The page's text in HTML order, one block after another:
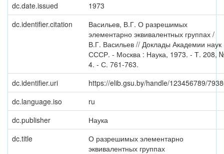
dc.date.issued
1973
dc.identifier.citation
Васильев, В.Г. О разрешимых
элементарно эквивалентных группах /
В.Г. Васильев // Доклады Академии наук
СССР. - Москва : Наука, 1973. - Т. 208,
4. - С. 761-763.
dc.identifier.uri
https://elib.gsu.by/handle/123456789/
dc.language.iso
ru
dc.publisher
Наука
dc.title
О разрешимых элементарно
эквивалентных группах